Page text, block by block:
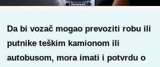
Da bi vozač mogao prevoziti robu ili
putnike teškim kamionom ili
autobusom, mora imati i potvrdu o